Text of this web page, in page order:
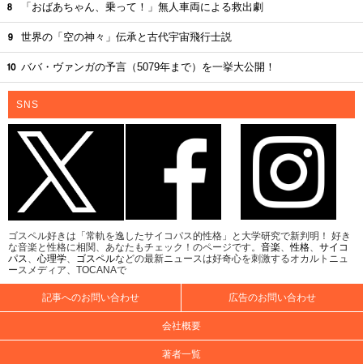
「おばあちゃん、乗って！」無人車両による救出劇
世界の「空の神々」伝承と古代宇宙飛行士説
ババ・ヴァンガの予言（5079年まで）を一挙大公開！
SNS
ゴスペル好きは「常軌を逸したサイコパス的性格」と大学研究で新判明！ 好き
な音楽と性格に相関、あなたもチェック！のページです。 音楽 、性格
サイコ
パス
心理学 ゴスペルなどの最新ニュースは好奇心を刺激するオカルトニュ
ースメディア、TOCANAで
記事へのお問い合わせ 広告のお問い合わせ
会社概要
著者一覧